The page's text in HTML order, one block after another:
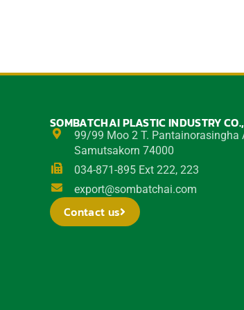
SOMBATCHAI PLASTIC INDUSTRY
99/99 Moo 2 T. Pantainorasingha
Samutsakorn 74000
034-871-895 Ext 222, 223
export@sombatchai.com
Contact us